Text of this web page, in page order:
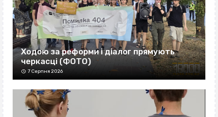
Ходою за реформи і діалог прямують
черкасці (ФОТО)
7 Серпня 2026